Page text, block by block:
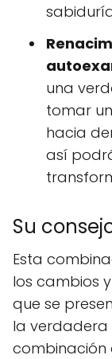
una
tomar
hacia
así
Su
Esta
los cambios
que se
la verdadera
combinación